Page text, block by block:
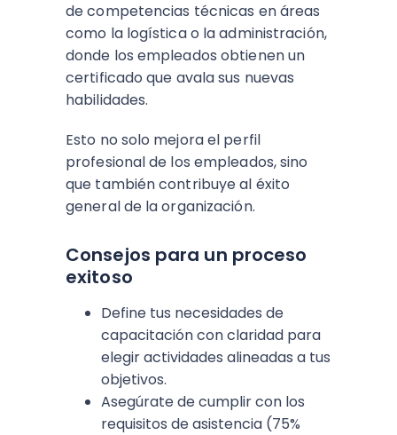
de competencias técnicas en áreas
como la logística o la administración,
donde los empleados obtienen un
certificado que avala sus nuevas
habilidades.
Esto no solo mejora el perfil
profesional de los empleados, sino
que también contribuye al éxito
general de la organización.
Consejos para un proceso
exitoso
Define tus necesidades de
capacitación con claridad para
elegir actividades alineadas a tus
objetivos.
Asegúrate de cumplir con los
requisitos de asistencia (75%